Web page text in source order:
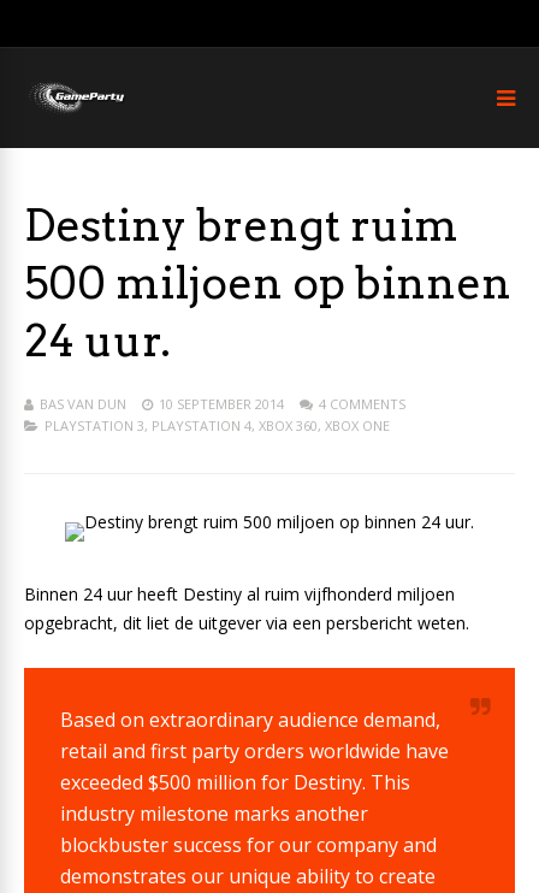
Destiny brengt ruim
500 miljoen op binnen
24 uur.
BAS VAN DUN 10 SEPTEMBER 2014
4 COMMENTS
PLAYSTATION 3, PLAYSTATION 4, XBOX 360, XBOX ONE
Binnen 24 uur heeft Destiny al ruim vijfhonderd miljoen
opgebracht, dit liet de uitgever via een persbericht weten.
Based on extraordinary audience demand,
retail and first party orders worldwide have
exceeded $500 million for Destiny. This
industry milestone marks another
blockbuster success for our company and
demonstrates our unique ability to create